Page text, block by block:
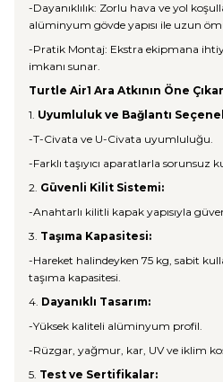
-Dayanıklılık: Zorlu hava ve yol
alüminyum gövde yapısı ile uzun
-Pratik Montaj: Ekstra ekipmana
imkanı sunar.
Turtle Air1 Ara Atkının Öne
1. Uyumluluk ve Bağlantı
-T-Civata ve U-Civata uyumluluğu.
-Farklı taşıyıcı aparatlarla sorunsuz
2. Güvenli Kilit Sistemi:
-Anahtarlı kilitli kapak yapısıyla
3. Taşıma Kapasitesi:
-Hareket halindeyken 75 kg, sabit
taşıma kapasitesi.
4. Dayanıklı Tasarım:
-Yüksek kaliteli alüminyum profil.
-Rüzgar, yağmur, kar, UV ve iklim
5. Test ve Sertifikalar: